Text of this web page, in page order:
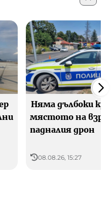
Няма дълбоки
мястото на
падналия дрон
08.08.26, 15:27